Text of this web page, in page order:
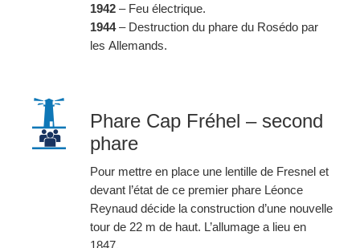
1942– Feu électrique.
1944– Destruction du phare du Rosédo par
les Allemands.
Phare Cap Fréhel – second
phare
Pour mettre en place une lentille de Fresnel et
devant l’état de ce premier phare Léonce
Reynaud décide la construction d’une nouvelle
tour de 22 m de haut. L’allumage a lieu en